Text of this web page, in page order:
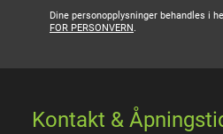
Dine personopplysninger behandles i
FOR PERSONVERN.
Kontakt &